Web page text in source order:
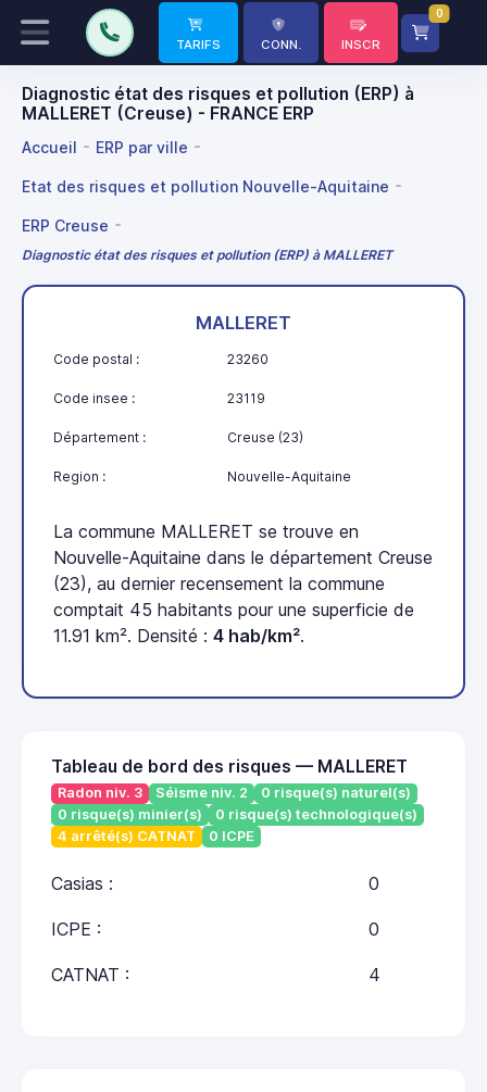
TARIFS CONN. INSCR
0
Diagnostic état des risques et pollution (ERP) à
MALLERET (Creuse) - FRANCE ERP
Accueil ERP par ville
Etat des risques et pollution Nouvelle-Aquitaine
ERP Creuse
Diagnostic état des risques et pollution (ERP) à MALLERET
MALLERET
Code postal : 23260
Code insee : 23119
Département : Creuse (23)
Region : Nouvelle-Aquitaine
La commune MALLERET se trouve en
Nouvelle-Aquitaine dans le département Creuse
(23), au dernier recensement la commune
comptait 45 habitants pour une superficie de
11.91 km². Densité : 4 hab/km².
Tableau de bord des risques — MALLERET
Radon niv. 3 Séisme niv. 2
0 risque(s) naturel(s)
0 risque(s) minier(s)
0 risque(s) technologique(s)
4 arrêté(s) CATNAT
0 ICPE
Casias : 0
ICPE : 0
CATNAT : 4